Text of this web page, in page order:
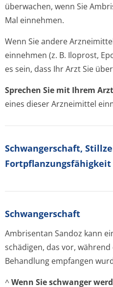
überwachen, wenn Sie
Mal einnehmen.
Wenn Sie andere
einnehmen (z. B. Iloprost,
es sein, dass Ihr Arzt Sie
Sprechen Sie mit Ihrem
eines dieser Arzneimittel
Schwangerschaft,
Fortpflanzungsfähig­keit
Schwangerschaft
Ambrisentan Sandoz kann
schädigen, das vor,
Behandlung empfangen
^Wenn Sie schwanger